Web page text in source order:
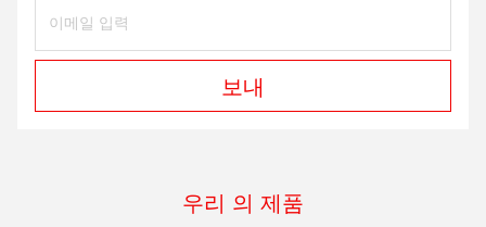
보내
우리 의 제품